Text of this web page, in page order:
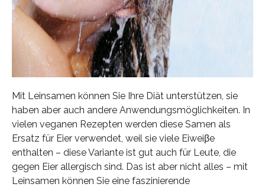
Mit Leinsamen können Sie Ihre Diät unterstützen, sie
haben aber auch andere Anwendungsmöglichkeiten. In
vielen veganen Rezepten werden diese Samen als
Ersatz für Eier verwendet, weil sie viele Eiweiβe
enthalten – diese Variante ist gut auch für Leute, die
gegen Eier allergisch sind. Das ist aber nicht alles – mit
Leinsamen können Sie eine faszinierende